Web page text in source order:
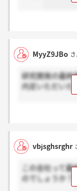
MyyZ9JBo
研究開発の最終
内定いただいた
vbjsghsrghr
この会社って
のでしょうか？